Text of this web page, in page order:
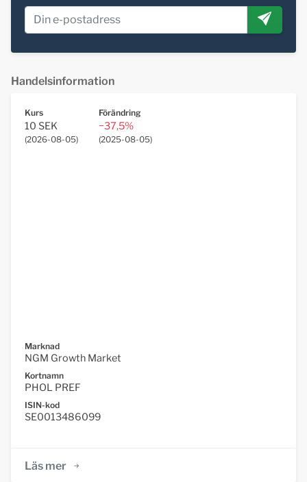
Handelsinformation
Kurs
10 SEK
(2026-08-05)
Förändring
−37,5%
(2025-08-05)
Marknad
NGM Growth Market
Kortnamn
PHOL PREF
ISIN-kod
SE0013486099
Läs mer